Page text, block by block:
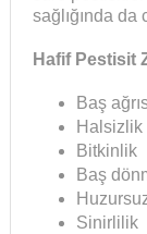
sağlığında da
Hafif Pestisit
Baş
Halsizlik
Bitkinlik
Baş
Sinirlilik